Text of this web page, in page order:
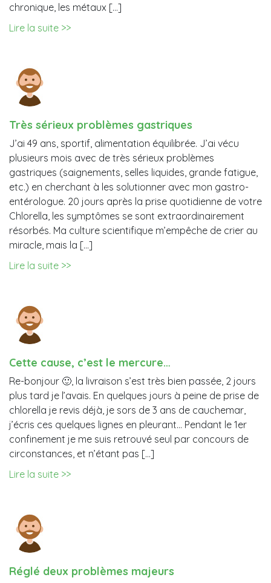
chronique, les métaux […]
Lire la suite >>
Très sérieux problèmes gastriques
J’ai 49 ans, sportif, alimentation équilibrée. J’ai vécu
plusieurs mois avec de très sérieux problèmes
gastriques (saignements, selles liquides, grande fatigue,
etc.) en cherchant à les solutionner avec mon gastro-
entérologue. 20 jours après la prise quotidienne de votre
Chlorella, les symptômes se sont extraordinairement
résorbés. Ma culture scientifique m’empêche de crier au
miracle, mais la […]
Lire la suite >>
Cette cause, c’est le mercure…
Re-bonjour 🙂, la livraison s’est très bien passée, 2 jours
plus tard je l’avais. En quelques jours à peine de prise de
chlorella je revis déjà, je sors de 3 ans de cauchemar,
j’écris ces quelques lignes en pleurant… Pendant le 1er
confinement je me suis retrouvé seul par concours de
circonstances, et n’étant pas […]
Lire la suite >>
Réglé deux problèmes majeurs